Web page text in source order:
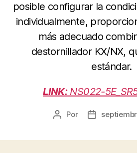
posible configurar la
individualmente,
más adecuado
destornillador KX/NX,
estándar.
LINK:NS022-
Autor
Por
Fecha